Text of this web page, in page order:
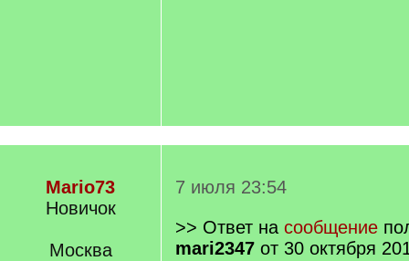
Mario73
Новичок
Москва
7 июля 23:54
>> Ответ на сообщение
mari2347 от 30 октября